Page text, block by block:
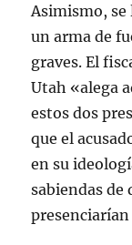
Asimismo,
un arma de
graves. El
Utah «alega
estos dos
que el
en su
sabiendas de